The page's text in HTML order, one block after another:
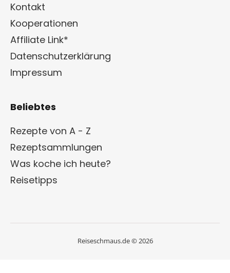
Kontakt
Kooperationen
Affiliate Link*
Datenschutzerklärung
Impressum
Beliebtes
Rezepte von A - Z
Rezeptsammlungen
Was koche ich heute?
Reisetipps
Reiseschmaus.de © 2026